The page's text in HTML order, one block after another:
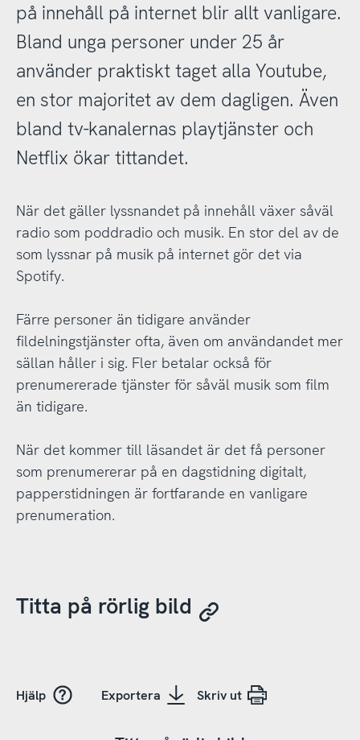
på innehåll på internet blir allt vanligare.
Bland unga personer under 25 år
använder praktiskt taget alla Youtube,
en stor majoritet av dem dagligen. Även
bland tv-kanalernas playtjänster och
Netflix ökar tittandet.
När det gäller lyssnandet på innehåll växer såväl
radio som poddradio och musik. En stor del av de
som lyssnar på musik på internet gör det via
Spotify.
Färre personer än tidigare använder
fildelningstjänster ofta, även om användandet mer
sällan håller i sig. Fler betalar också för
prenumererade tjänster för såväl musik som film
än tidigare.
När det kommer till läsandet är det få personer
som prenumererar på en dagstidning digitalt,
papperstidningen är fortfarande en vanligare
prenumeration.
Titta på rörlig bild
Hjälp Exportera Skriv ut